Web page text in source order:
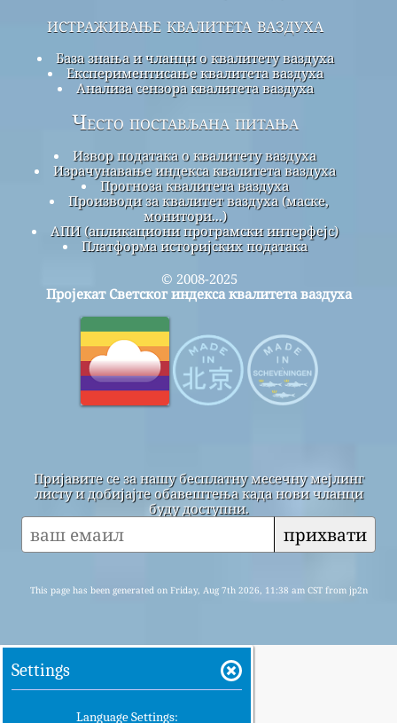
истраживање квалитета ваздуха
База знања и чланци о квалитету ваздуха
Експериментисање квалитета ваздуха
Анализа сензора квалитета ваздуха
Често постављана питања
Извор података о квалитету ваздуха
Израчунавање индекса квалитета ваздуха
Прогноза квалитета ваздуха
Производи за квалитет ваздуха (маске,
монитори...)
АПИ (апликациони програмски интерфејс)
Платформа историјских података
© 2008-2025
Пројекат Светског индекса квалитета ваздуха
Пријавите се за нашу бесплатну месечну мејлинг
листу и добијајте обавештења када нови чланци
буду доступни.
прихвати
This page has been generated on Friday, Aug 7th 2026, 11:38 am CST from jp2n
Settings
Language Settings: